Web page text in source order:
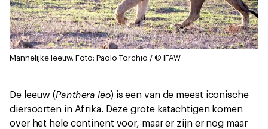
Mannelijke leeuw. Foto: Paolo Torchio / © IFAW
De leeuw (Panthera leo) is een van de meest iconische
diersoorten in Afrika. Deze grote katachtigen komen
over het hele continent voor, maar er zijn er nog maar